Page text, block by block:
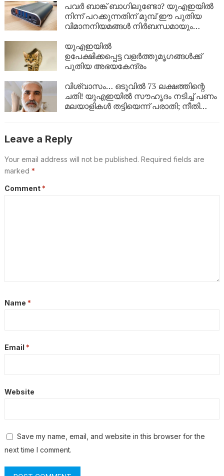
പവർ ബാങ്ക് ബാഗിലുണ്ടോ? യുഎഇയിൽ
നിന്ന് പറക്കുന്നതിന് മുമ്പ് ഈ പുതിയ
വിമാനനിയമങ്ങൾ നിർബന്ധമായും
യുഎഇയിൽ
ഉപേക്ഷിക്കപ്പെട്ട വളർത്തുമൃഗങ്ങൾക്ക്
പുതിയ അഭയകേന്ദ്രം
വിശ്വാസം… ഒടുവിൽ 73 ലക്ഷത്തിന്റെ
ചതി! യുഎഇയിൽ സൗഹൃദം നടിച്ച് പണം
മലയാളികൾ തട്ടിയെന്ന് പരാതി; നീതി
Leave a Reply
Your email address will not be published. Required fields are
marked *
Comment *
Name *
Email *
Website
Save my name, email, and website in this browser for the
next time I comment.